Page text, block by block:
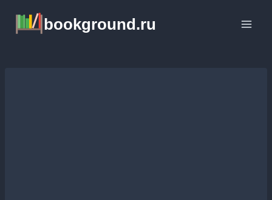
содержимому
bookground.ru